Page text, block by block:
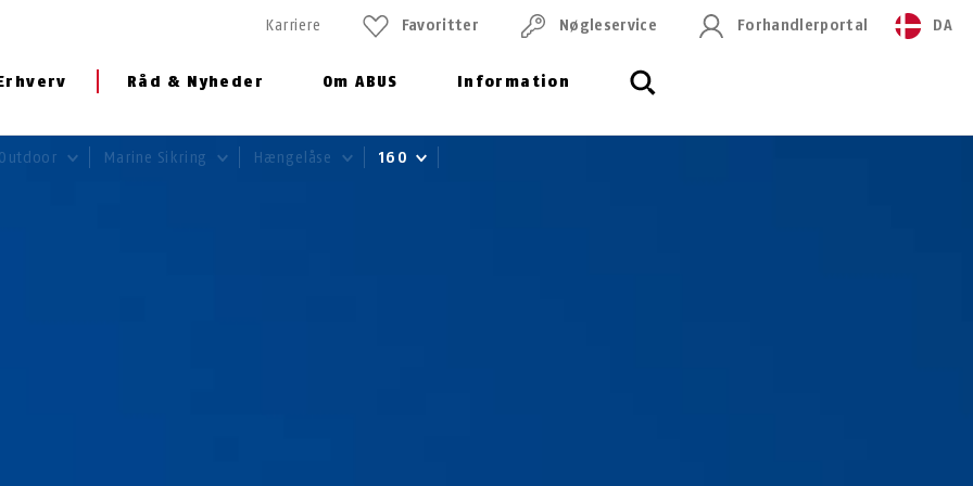
Råd & Nyheder Om ABUS Information
Karriere Favoritter Nøgleservice Forhandlerportal DA
Marine Sikring Hængelåse 160